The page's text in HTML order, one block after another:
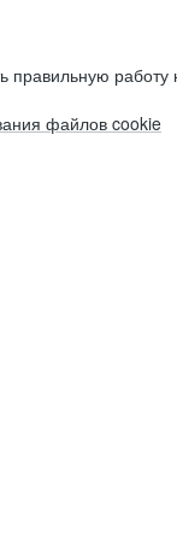
работу
файлов cookie